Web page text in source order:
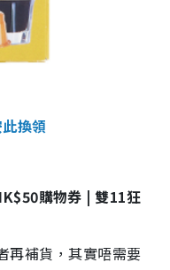
換領
購物券 | 雙11狂
再補貨，其實唔需要